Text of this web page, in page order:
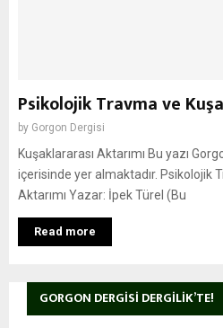
Psikolojik Travma ve
by Gorgon Dergisi
Kuşaklararası Aktarımı Bu yazı
içerisinde yer almaktadır. Psikolojik
Aktarımı Yazar: İpek Türel (Bu
Read more
GORGON DERGISI DERGILIK’TE!